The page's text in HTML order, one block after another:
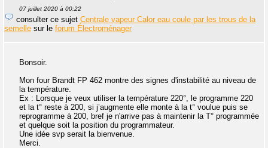
07 juillet 2020 à 00:22
consulter ce sujet Centrale vapeur Calor eau coule par les trous de la
semelle sur le forum Électroménager
Bonsoir.
Mon four Brandt FP 462 montre des signes d'instabilité au niveau de
la température.
Ex : Lorsque je veux utiliser la température 220°, le programme 220
et la t° reste à 200, si j’augmente elle monte à la t° voulue puis se
reprogramme à 200, bref je n'arrive pas à maintenir la T° programmée
et quelque soit la position du programmateur.
Une idée svp serait la bienvenue.
Merci.